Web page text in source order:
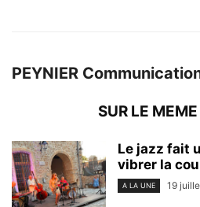
PEYNIER
SUR LE
Le jazz fait
vibrer la
A LA UNE 19